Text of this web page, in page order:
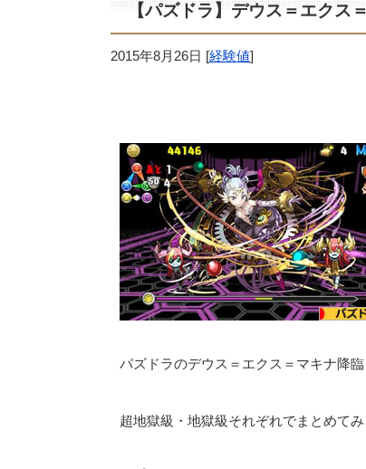
【パズドラ】デウス＝エクス
2015年8月26日 [経験値]
パズドラのデウス＝エクス＝マキナ降
超地獄級・地獄級それぞれでまとめてみ